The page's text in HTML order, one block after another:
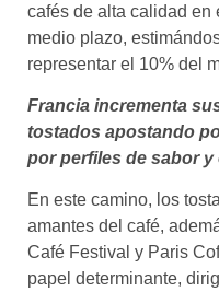
cafés de alta calidad en
medio plazo,
representar el 10% del
Francia incrementa
tostados apostando
por perfiles de sabor y
En este camino, los
amantes del café,
Café Festival y Paris
papel determinante,